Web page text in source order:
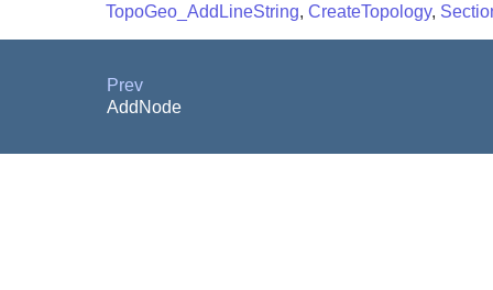
TopoGeo_AddLineString, CreateTopology,
Prev
AddNode